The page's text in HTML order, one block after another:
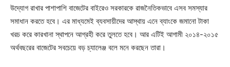
উদ্যোগ রাখার পাশাপাশি বাজেটের বাইরেও সরকারকে রাজনৈতিকভাবে এসব সমস্যার
সমাধান করতে হবে। এর মাধ্যমেই ব্যবসায়ীদের আস্থায় এনে ব্যাংকে জমানো টাকা
খরচ করে কারখানা স্থাপনে আগ্রহী করে তুলতে হবে। আর এটিই আগামী ২০১৪-২০১৫
অর্থবছরের বাজেটের সবচেয়ে বড় চ্যালেঞ্জ বলে মনে করছেন তারা।